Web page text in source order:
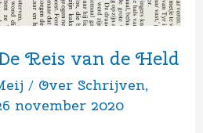
Reis van de Held
/ Over Schrijven,
november 2020